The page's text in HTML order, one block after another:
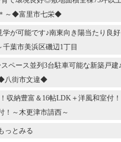
～◆富里市七栄◆
学が可能です♪南東向き陽当たり良好
千葉市美浜区磯辺1丁目
ペース並列3台駐車可能な新築戸建♪
八街市文違◆
収納豊富＆16帖LDK＋洋風和室付！
！～木更津市請西～
っとみる